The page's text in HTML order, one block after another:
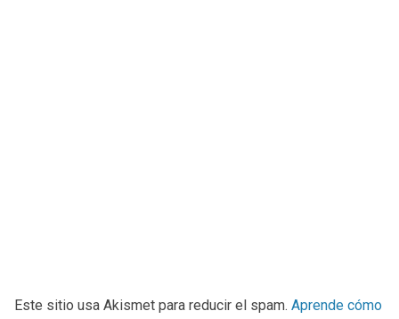
Este sitio usa Akismet para reducir el spam. Aprende cómo